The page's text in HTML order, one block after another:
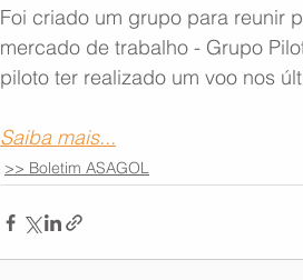
Foi criado um grupo para reunir
mercado de trabalho - Grupo
piloto ter realizado um voo nos
Saiba mais...
>> Boletim ASAGOL